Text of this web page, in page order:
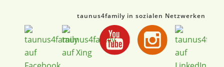
taunus4family in sozialen Netzwerken